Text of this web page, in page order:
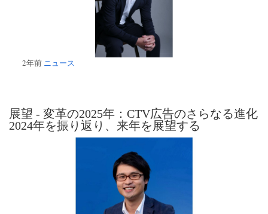
2年前 ニュース
展望 - 変革の2025年：CTV広告のさらなる進化
2024年を振り返り、来年を展望する